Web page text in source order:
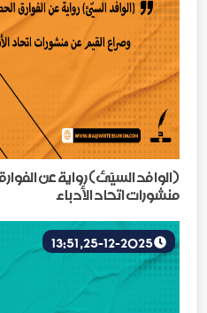
(الوافد السيّئ) رواية عن
منشورات اتحاد الأدباء